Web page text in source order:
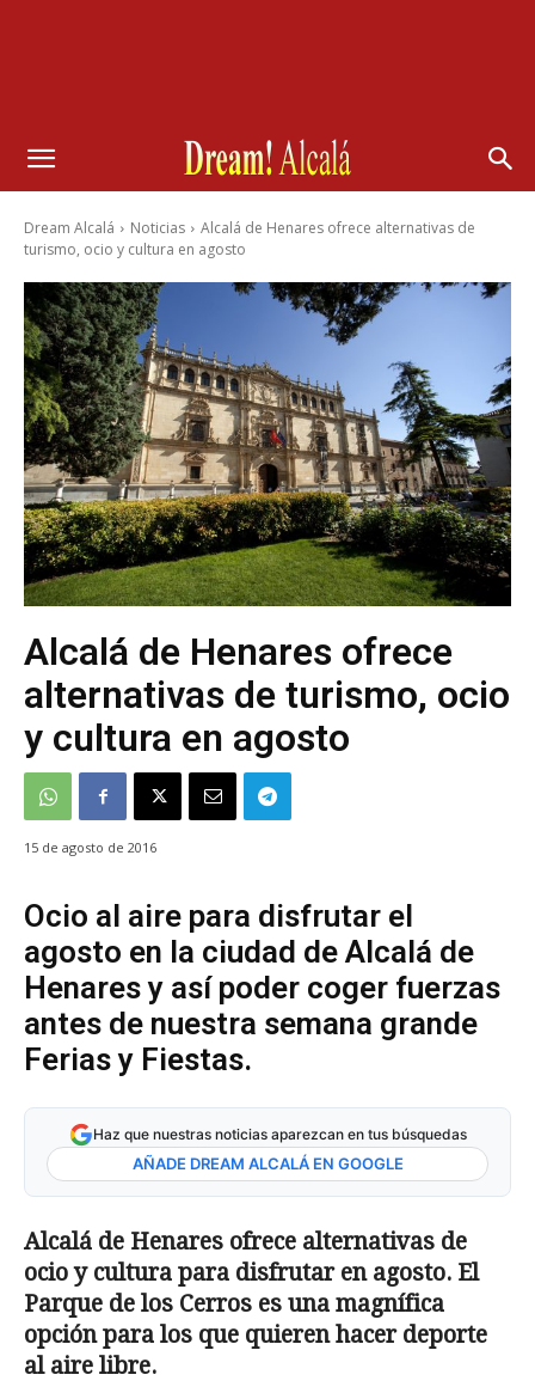
Dream Alcalá Noticias
Alcalá de Henares ofrece alternativas de
turismo, ocio y cultura en agosto
Alcalá de Henares ofrece
alternativas de turismo, ocio
y cultura en agosto
15 de agosto de 2016
Ocio al aire para disfrutar el
agosto en la ciudad de Alcalá de
Henares y así poder coger fuerzas
antes de nuestra semana grande
Ferias y Fiestas.
Haz que nuestras noticias aparezcan en tus búsquedas
AÑADE DREAM ALCALÁ EN GOOGLE
Alcalá de Henares ofrece alternativas de
ocio y cultura para disfrutar en agosto. El
Parque de los Cerros es una magnífica
opción para los que quieren hacer deporte
al aire libre.